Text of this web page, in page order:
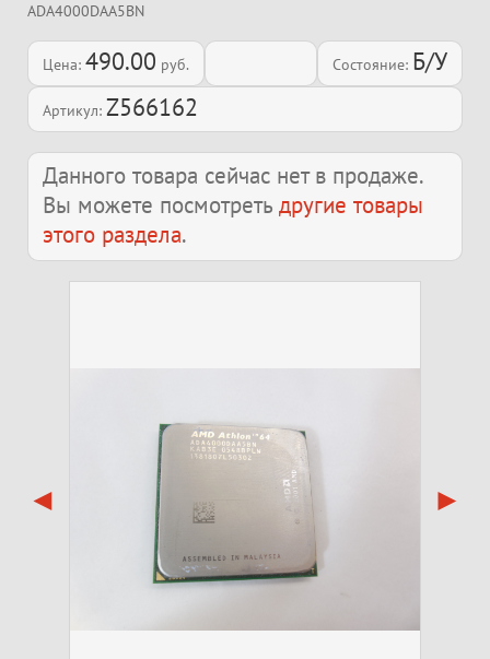
ADA4000DAA5BN
Цена: 490.00 руб. Состояние: Б/У
Артикул: Z566162
Данного товара сейчас нет в продаже.
Вы можете посмотреть другие товары
этого раздела.